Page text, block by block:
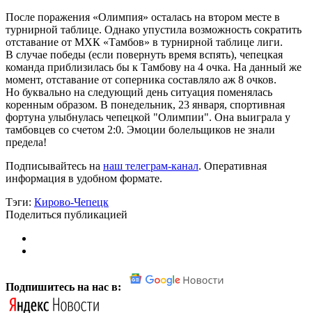
После поражения «Олимпия» осталась на втором месте в
турнирной таблице. Однако упустила возможность сократить
отставание от МХК «Тамбов» в турнирной таблице лиги.
В случае победы (если повернуть время вспять), чепецкая
команда приблизилась бы к Тамбову на 4 очка. На данный же
момент, отставание от соперника составляло аж 8 очков.
Но буквально на следующий день ситуация поменялась
коренным образом. В понедельник, 23 января, спортивная
фортуна улыбнулась чепецкой "Олимпии". Она выиграла у
тамбовцев со счетом 2:0. Эмоции болельщиков не знали
предела!
Подписывайтесь на наш телеграм-канал. Оперативная
информация в удобном формате.
Тэги: Кирово-Чепецк
Поделиться публикацией
Подпишитесь на нас в: